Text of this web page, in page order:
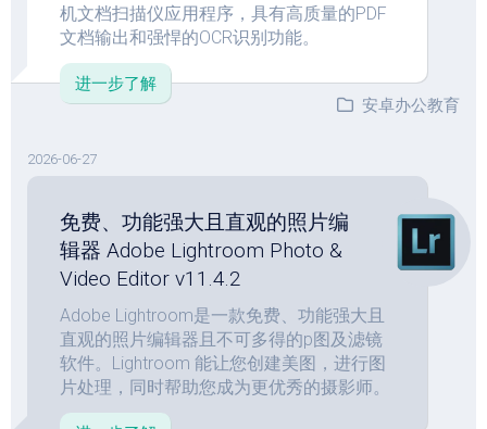
机文档扫描仪应用程序，具有高质量的PDF
文档输出和强悍的OCR识别功能。
进一步了解
安卓办公教育
2026-06-27
免费、功能强大且直观的照片编
辑器 Adobe Lightroom Photo &
Video Editor v11.4.2
Adobe Lightroom是一款免费、功能强大且
直观的照片编辑器且不可多得的p图及滤镜
软件。Lightroom 能让您创建美图，进行图
片处理，同时帮助您成为更优秀的摄影师。